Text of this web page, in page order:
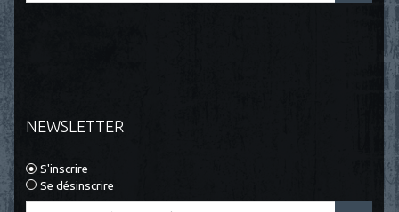
NEWSLETTER
S'inscrire
Se désinscrire